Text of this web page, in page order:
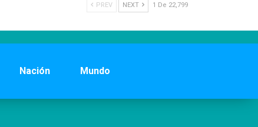
PREV NEXT 1 De 22,799
Nación Mundo